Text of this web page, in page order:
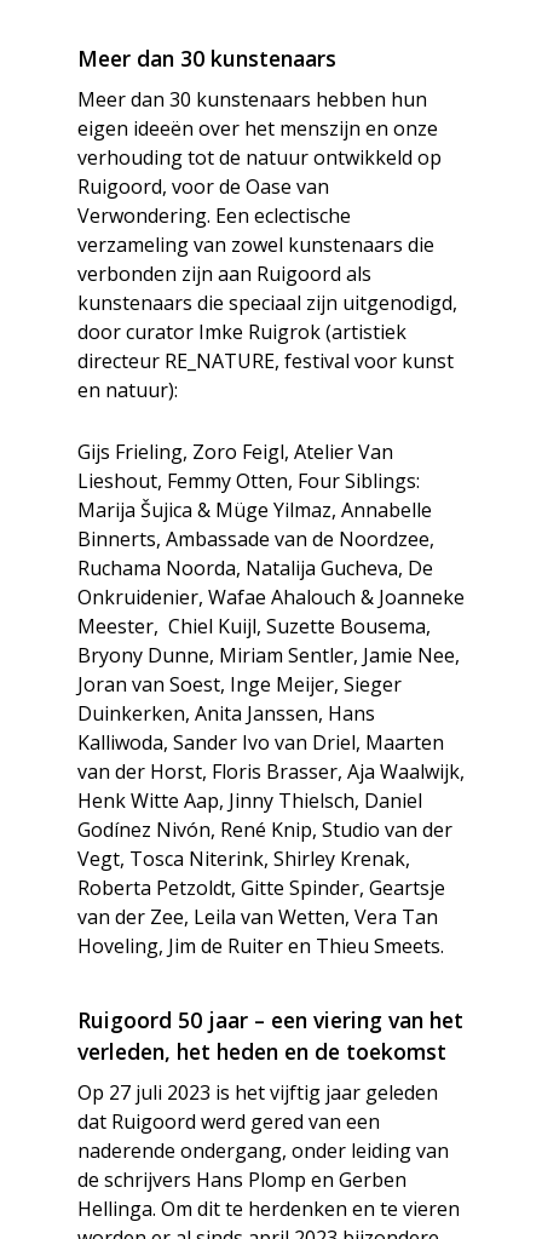
Meer dan 30 kunstenaars
Meer dan 30 kunstenaars hebben hun
eigen ideeën over het menszijn en onze
verhouding tot de natuur ontwikkeld op
Ruigoord, voor de Oase van
Verwondering. Een eclectische
verzameling van zowel kunstenaars die
verbonden zijn aan Ruigoord als
kunstenaars die speciaal zijn uitgenodigd,
door curator Imke Ruigrok (artistiek
directeur RE_NATURE, festival voor kunst
en natuur):
Gijs Frieling, Zoro Feigl, Atelier Van
Lieshout, Femmy Otten, Four Siblings:
Marija Šujica & Müge Yilmaz, Annabelle
Binnerts, Ambassade van de Noordzee,
Ruchama Noorda, Natalija Gucheva, De
Onkruidenier, Wafae Ahalouch & Joanneke
Meester, Chiel Kuijl, Suzette Bousema,
Bryony Dunne, Miriam Sentler, Jamie Nee,
Joran van Soest, Inge Meijer, Sieger
Duinkerken, Anita Janssen, Hans
Kalliwoda, Sander Ivo van Driel, Maarten
van der Horst, Floris Brasser, Aja Waalwijk,
Henk Witte Aap, Jinny Thielsch, Daniel
Godínez Nivón, René Knip, Studio van der
Vegt, Tosca Niterink, Shirley Krenak,
Roberta Petzoldt, Gitte Spinder, Geartsje
van der Zee, Leila van Wetten, Vera Tan
Hoveling, Jim de Ruiter en Thieu Smeets.
Ruigoord 50 jaar – een viering van het
verleden, het heden en de toekomst
Op 27 juli 2023 is het vijftig jaar geleden
dat Ruigoord werd gered van een
naderende ondergang, onder leiding van
de schrijvers Hans Plomp en Gerben
Hellinga. Om dit te herdenken en te vieren